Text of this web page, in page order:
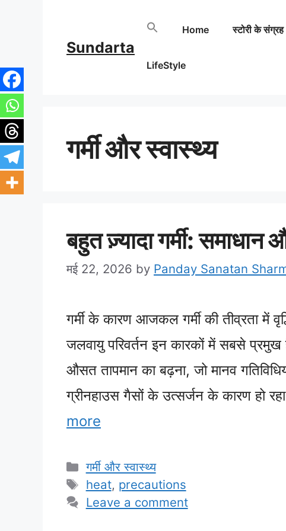
content
Sundarta
Home स्टोरी के संग्रह
LifeStyle
गर्मी और स्वास्थ्य
बहुत ज़्यादा गर्मी: समाधान
मई 22, 2026 by Panday Sanatan
गर्मी के कारण आजकल गर्मी की तीव्रता में
जलवायु परिवर्तन इन कारकों में सबसे प्रमुख
औसत तापमान का बढ़ना, जो मानव
ग्रीनहाउस गैसों के उत्सर्जन के कारण हो
more
Categories
गर्मी और स्वास्थ्य
Tags
heat, precautions
Leave a comment